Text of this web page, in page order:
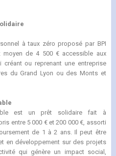
à taux zéro proposé par BPI
moyen de 4 500 € accessible aux
créant ou reprenant une entreprise
du Grand Lyon ou des Monts et
est un prêt solidaire fait à
entre 5 000 € et 200 000 €, assorti
de 1 à 2 ans. Il peut être
en développement sur des projets
qui génère un impact social,